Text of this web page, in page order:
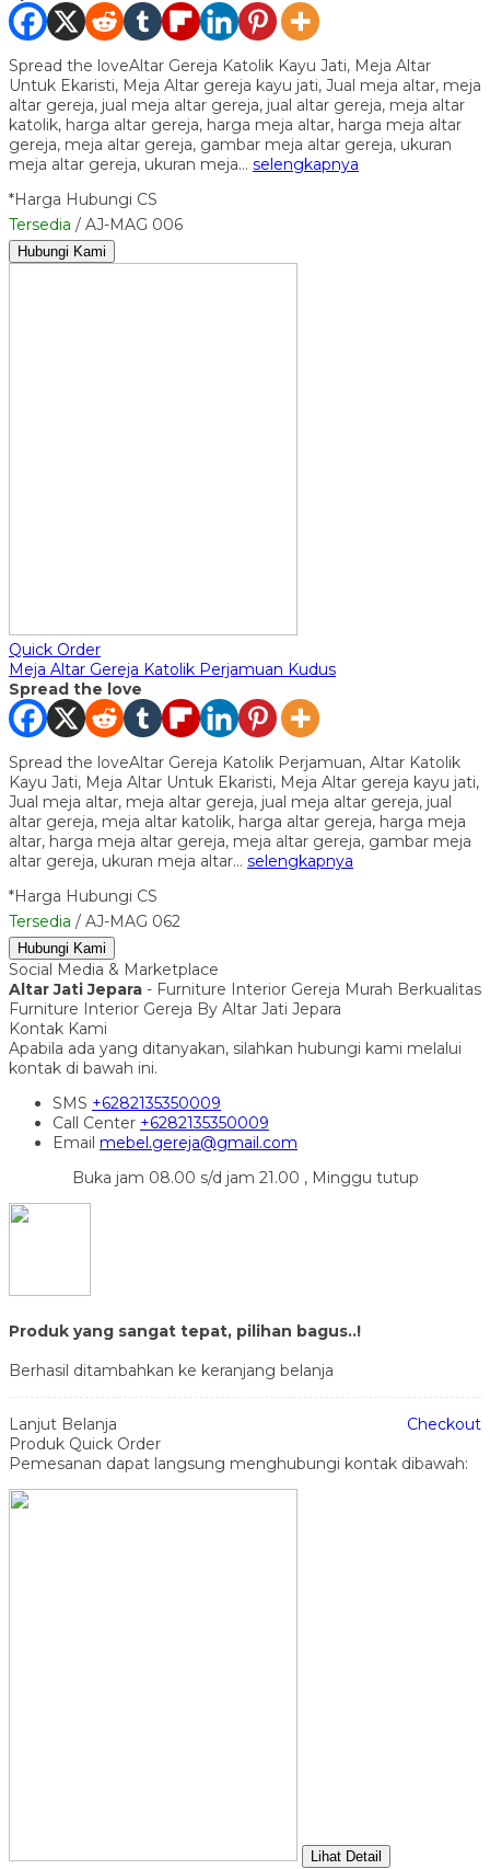
Spread the loveAltar Gereja Katolik Kayu Jati, Meja Altar
Untuk Ekaristi, Meja Altar gereja kayu jati, Jual meja altar, meja
altar gereja, jual meja altar gereja, jual altar gereja, meja altar
katolik, harga altar gereja, harga meja altar, harga meja altar
gereja, meja altar gereja, gambar meja altar gereja, ukuran
meja altar gereja, ukuran meja… selengkapnya
*Harga Hubungi CS
Tersedia / AJ-MAG 006
Hubungi Kami
Quick Order
Meja Altar Gereja Katolik Perjamuan Kudus
Spread the love
Spread the loveAltar Gereja Katolik Perjamuan, Altar Katolik
Kayu Jati, Meja Altar Untuk Ekaristi, Meja Altar gereja kayu jati,
Jual meja altar, meja altar gereja, jual meja altar gereja, jual
altar gereja, meja altar katolik, harga altar gereja, harga meja
altar, harga meja altar gereja, meja altar gereja, gambar meja
altar gereja, ukuran meja altar… selengkapnya
*Harga Hubungi CS
Tersedia / AJ-MAG 062
Hubungi Kami
Social Media & Marketplace
Altar Jati Jepara - Furniture Interior Gereja Murah Berkualitas
Furniture Interior Gereja By Altar Jati Jepara
Kontak Kami
Apabila ada yang ditanyakan, silahkan hubungi kami melalui
kontak di bawah ini.
SMS +6282135350009
Call Center +6282135350009
Email mebel.gereja@gmail.com
Buka jam 08.00 s/d jam 21.00 , Minggu tutup
Produk yang sangat tepat, pilihan bagus..!
Berhasil ditambahkan ke keranjang belanja
Lanjut Belanja
Checkout
Produk Quick Order
Pemesanan dapat langsung menghubungi kontak dibawah:
Lihat Detail